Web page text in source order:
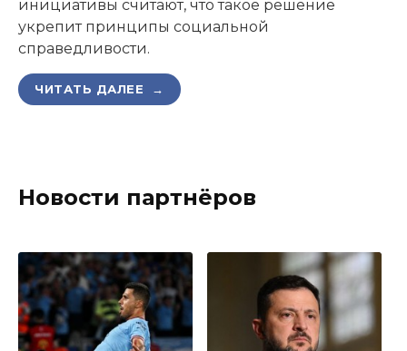
инициативы считают, что такое решение
укрепит принципы социальной
справедливости.
ЧИТАТЬ ДАЛЕЕ →
Новости партнёров